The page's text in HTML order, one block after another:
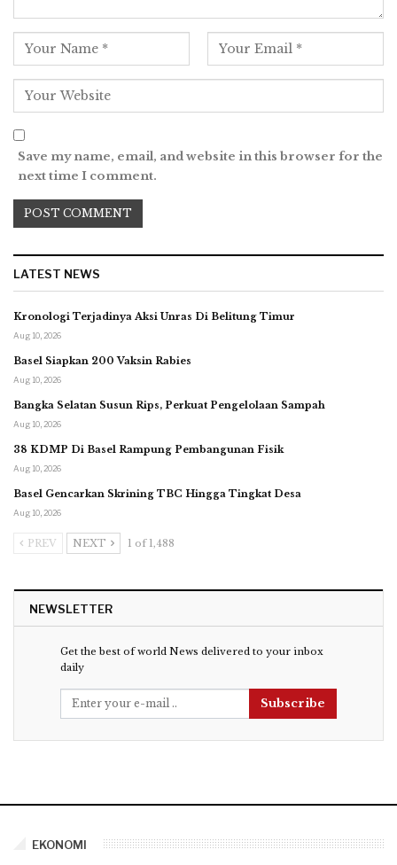
Save my name, email, and website in this browser for the
next time I comment.
LATEST NEWS
Kronologi Terjadinya Aksi Unras Di Belitung Timur
Aug 10, 2026
Basel Siapkan 200 Vaksin Rabies
Aug 10, 2026
Bangka Selatan Susun Rips, Perkuat Pengelolaan Sampah
Aug 10, 2026
38 KDMP Di Basel Rampung Pembangunan Fisik
Aug 10, 2026
Basel Gencarkan Skrining TBC Hingga Tingkat Desa
Aug 10, 2026
PREV NEXT 1 of 1,488
NEWSLETTER
Get the best of world News delivered to your inbox
daily
Subscribe
EKONOMI